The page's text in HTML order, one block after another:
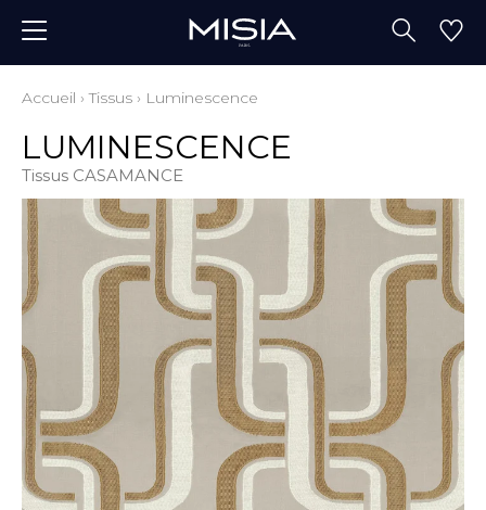
Accueil ›Tissus › Luminescence
LUMINESCENCE
Tissus CASAMANCE